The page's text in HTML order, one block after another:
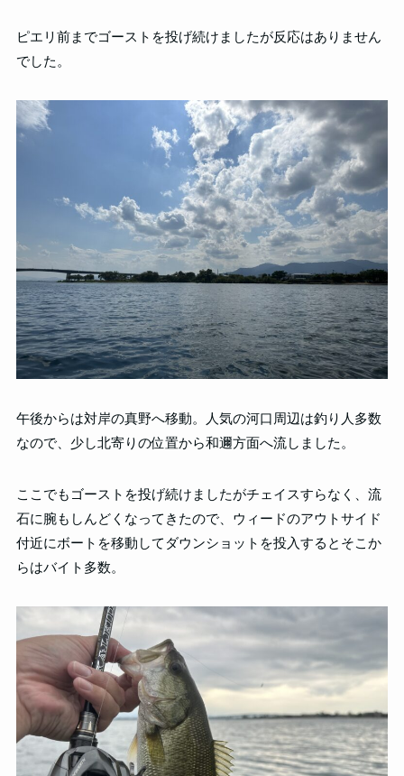
ピエリ前までゴーストを投げ続けましたが反応はありません
でした。
午後からは対岸の真野へ移動。人気の河口周辺は釣り人多数
なので、少し北寄りの位置から和邇方面へ流しました。
ここでもゴーストを投げ続けましたがチェイスすらなく、流
石に腕もしんどくなってきたので、ウィードのアウトサイド
付近にボートを移動してダウンショットを投入するとそこか
らはバイト多数。